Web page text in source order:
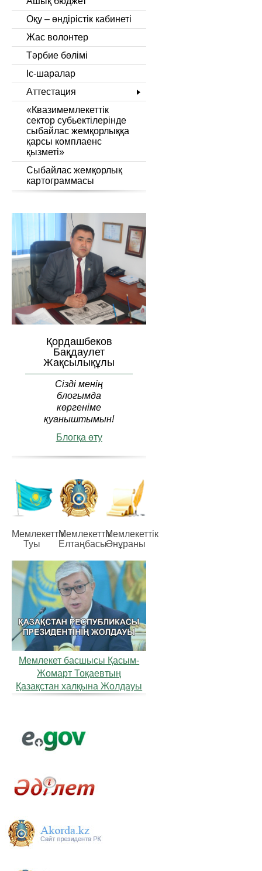
Оқу – өндірістік кабинеті
Жас волонтер
Тәрбие бөлімі
Іс-шаралар
Аттестация
«Квазимемлекеттік
сектор субьектілерінде
сыбайлас жемқорлыққа
қарсы комплаенс
қызметі»
Сыбайлас жемқорлық
картограммасы
Қордашбеков
Бақдаулет
Жақсылықұлы
Сізді менің
блогымда
көргеніме
қуаныштымын!
Блогқа өту
Мемлекеттiк
Туы
Мемлекеттiк
Елтаңбасы
Мемлекеттiк
Әнұраны
Мемлекет басшысы Қасым-
Жомарт Тоқаевтың
Қазақстан халқына Жолдауы